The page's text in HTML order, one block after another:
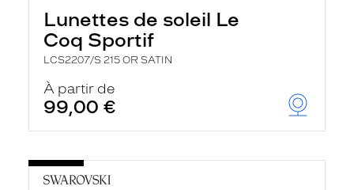
Lunettes de soleil Le
Coq Sportif
LCS2207/S 215 OR SATIN
À partir de
99,00 €